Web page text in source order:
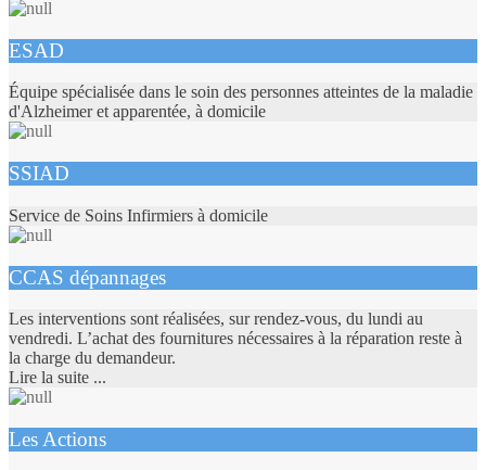
ESAD
Équipe spécialisée dans le soin des personnes atteintes de la maladie
d'Alzheimer et apparentée, à domicile
SSIAD
Service de Soins Infirmiers à domicile
CCAS dépannages
Les interventions sont réalisées, sur rendez-vous, du lundi au
vendredi. L’achat des fournitures nécessaires à la réparation reste à
la charge du demandeur.
Lire la suite ...
Les Actions